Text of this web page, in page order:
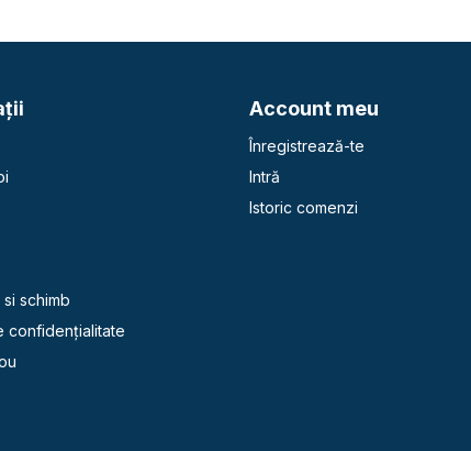
schimb
confidențialitate
Account meu
Înregistrează-te
Intră
Istoric comenzi